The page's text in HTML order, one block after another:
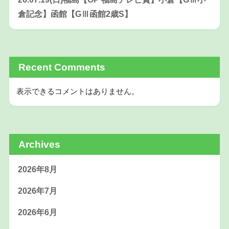
倉記念】函館【GⅢ函館2歳S】
Recent Comments
表示できるコメントはありません。
Archives
2026年8月
2026年7月
2026年6月